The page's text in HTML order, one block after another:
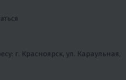
г. Красноярск, ул. Караульная,